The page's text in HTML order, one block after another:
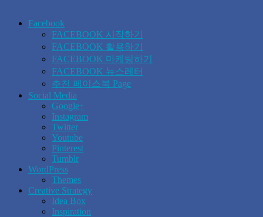
Facebook
FACEBOOK 시작하기
FACEBOOK 활용하기
FACEBOOK 마케팅하기
FACEBOOK 뉴스레터
추천 페이스북 Page
Social Media
Google+
Instagram
Twitter
Youtube
Pinterest
Tumblr
WordPress
Themes
Creative Strategy
Idea Box
Inspiration